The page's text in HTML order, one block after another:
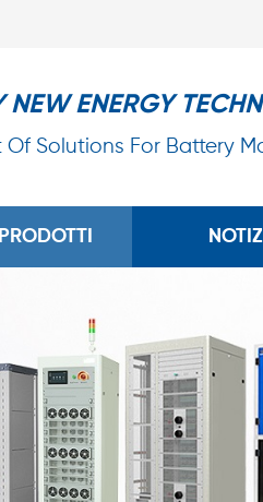
NEW ENERGY
Of Solutions For Battery
PRODOTTI